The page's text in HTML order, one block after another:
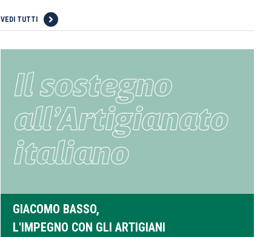
VEDI TUTTI
GIACOMO BASSO,
L'IMPEGNO CON GLI ARTIGIANI